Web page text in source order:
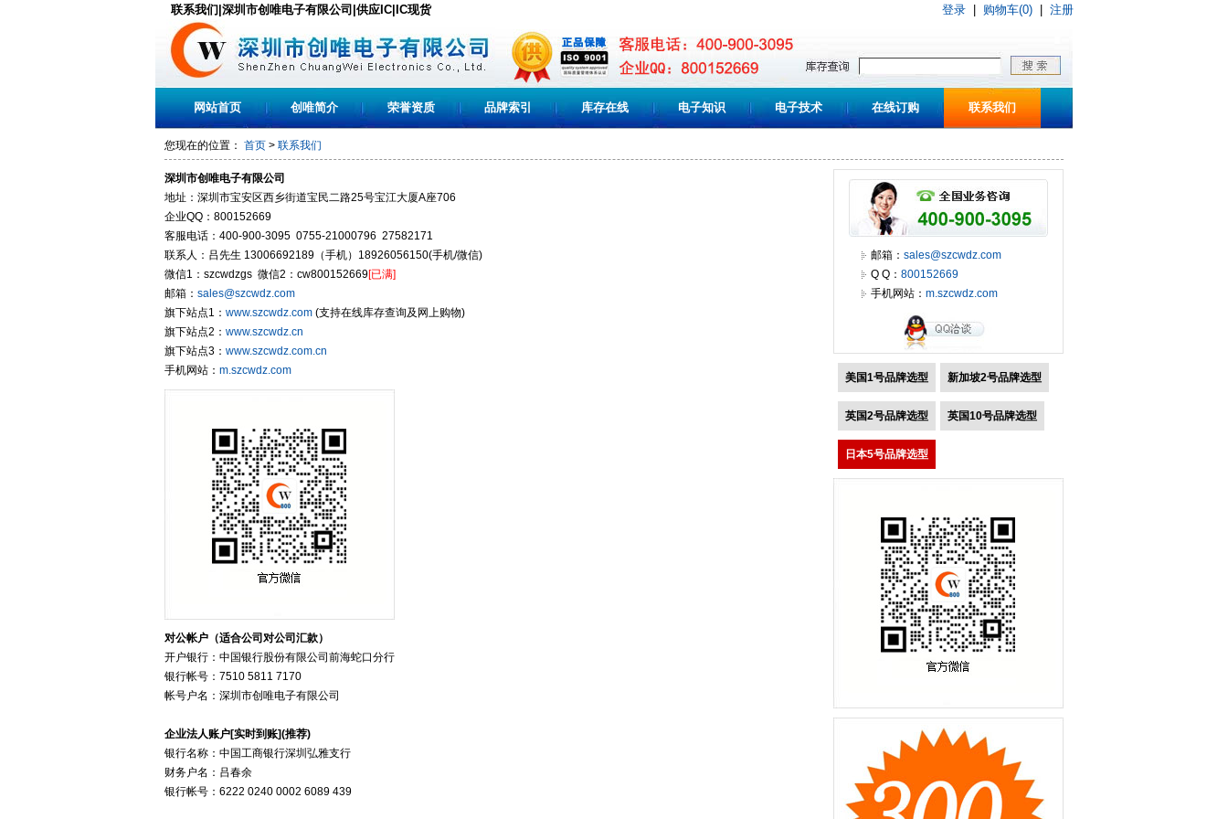
联系我们|深圳市创唯电子有限公司|供应IC|IC现货 登录 购物车(0) 注册
网站首页 创唯简介 荣誉资质 品牌索引 库存在线 电子知识 电子技术 在线订购 联系我们
您现在的位置： 首页 > 联系我们
深圳市创唯电子有限公司
地址：深圳市宝安区西乡街道宝民二路25号宝江大厦A座706
企业QQ：800152669
客服电话：400-900-3095 0755-21000796 27582171
联系人：吕先生 13006692189（手机）18926056150(手机/微信)
微信1：szcwdzgs 微信2：cw800152669[已满]
邮箱： sales@szcwdz.com
旗下站点1： www.szcwdz.com (支持在线库存查询及网上购物)
旗下站点2： www.szcwdz.cn
旗下站点3： www.szcwdz.com.cn
手机网站： m.szcwdz.com
对公帐户（适合公司对公司汇款）
开户银行：中国银行股份有限公司前海蛇口分行
银行帐号：7510 5811 7170
帐号户名：深圳市创唯电子有限公司
企业法人账户[实时到账](推荐)
银行名称：中国工商银行深圳弘雅支行
财务户名：吕春余
银行帐号：6222 0240 0002 6089 439
邮箱： sales@szcwdz.com
Q Q： 800152669
手机网站： m.szcwdz.com
美国1号品牌选型 新加坡2号品牌选型
英国2号品牌选型 英国10号品牌选型
日本5号品牌选型